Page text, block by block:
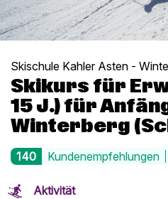
Skischule Kahler Asten -
Skikurs für
15 J.) für
Winterberg
140 Kundenempfehlungen
Aktivität